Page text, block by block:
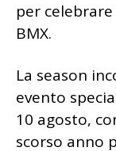
per
BMX.
La season
evento
10 agosto,
scorso anno